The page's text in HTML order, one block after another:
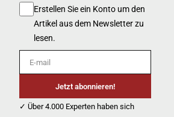
Erstellen Sie ein Konto um den
Artikel aus dem Newsletter zu
lesen.
E-mail
Jetzt abonnieren!
✓ Über 4.000 Experten haben sich